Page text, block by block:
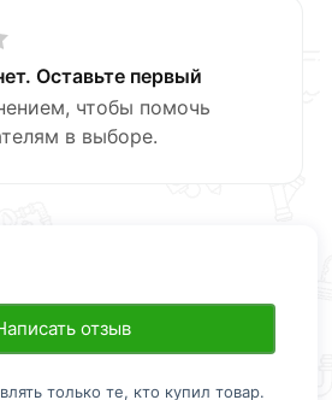
Оставьте первый
чтобы помочь
в выборе.
отзыв
только те, кто купил товар.